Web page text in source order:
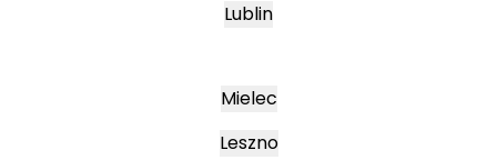
Lublin
Mielec
Leszno